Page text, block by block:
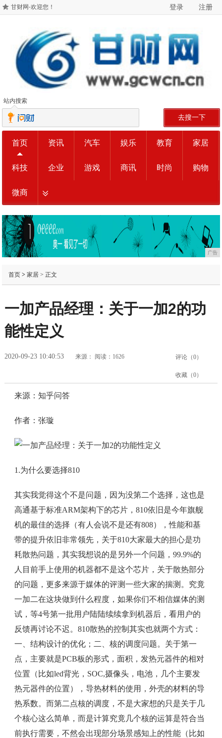
甘财网-欢迎您！ 登录 注册
站内搜索
去搜一下
首页 资讯 汽车 娱乐 教育 家居
科技 企业 游戏 商讯 时尚 购物
微商
广告
首页> 家居> 正文
一加产品经理：关于一加2的功
能性定义
2020-09-23 10:40:53 来源： 阅读：1626 评论（0）
收藏（0）
来源：知乎问答
作者：张璇
1.为什么要选择810
其实我觉得这个不是问题，因为没第二个选择，这也是
高通基于标准ARM架构下的芯片，810依旧是今年旗舰
机的最佳的选择（有人会说不是还有808），性能和基
带的提升依旧非常领先，关于810大家最大的担心是功
耗散热问题，其实我想说的是另外一个问题，99.9%的
人目前手上使用的机器都不是这个芯片，关于散热部分
的问题，更多来源于媒体的评测一些大家的揣测。究竟
一加二在这块做到什么程度，如果你们不相信媒体的测
试，等4号第一批用户陆陆续续拿到机器后，看用户的
反馈再讨论不迟。810散热的控制其实也就两个方式：
一、结构设计的优化；二、核的调度问题。关于第一
点，主要就是PCB板的形式，面积，发热元器件的相对
位置（比如led背光，SOC,摄像头，电池，几个主要发
热元器件的位置），导热材料的使用，外壳的材料的导
热系数。而第二点核的调度，不是大家想的只是关于几
个核心这么简单，而是计算究竟几个核的运算是符合当
前执行需要，不然会出现部分场景感知上的性能（比如